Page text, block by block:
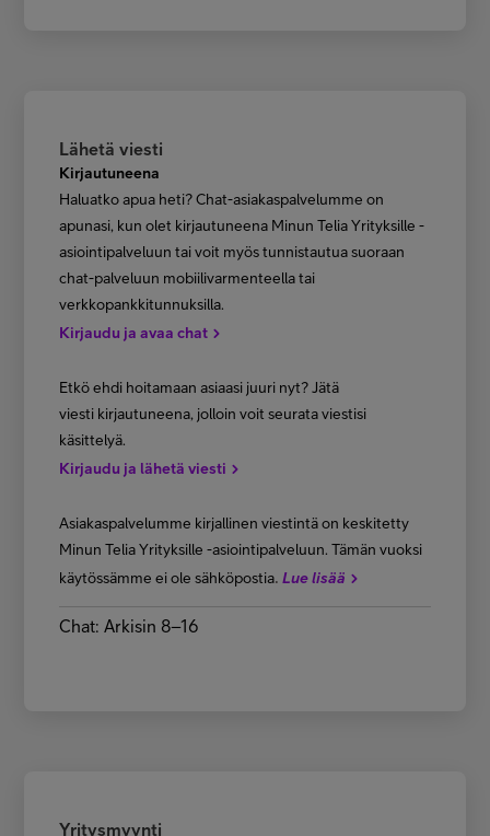
Lähetä viesti
Kirjautuneena
Haluatko apua heti? Chat-asiakaspalvelumme on
apunasi, kun olet kirjautuneena Minun Telia Yrityksille -
asiointipalveluun tai voit myös tunnistautua suoraan
chat-palveluun mobiilivarmenteella tai
verkkopankkitunnuksilla.
Kirjaudu ja avaa chat
Etkö ehdi hoitamaan asiaasi juuri nyt? Jätä
viesti kirjautuneena, jolloin voit seurata viestisi
käsittelyä.
Kirjaudu ja lähetä viesti
Asiakaspalvelumme kirjallinen viestintä on keskitetty
Minun Telia Yrityksille -asiointipalveluun. Tämän vuoksi
käytössämme ei ole sähköpostia. Lue lisää
Chat: Arkisin 8–16
Yritysmyynti